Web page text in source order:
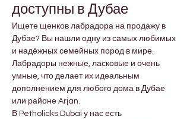
доступны в Дубае
Ищете щенков лабрадора на продажу в
Дубае? Вы нашли одну из самых любимых
и надёжных семейных пород в мире.
Лабрадоры нежные, ласковые и очень
умные, что делает их идеальным
дополнением для любого дома в Дубае
или районе Arjan.
В Petholicks Dubai у нас есть